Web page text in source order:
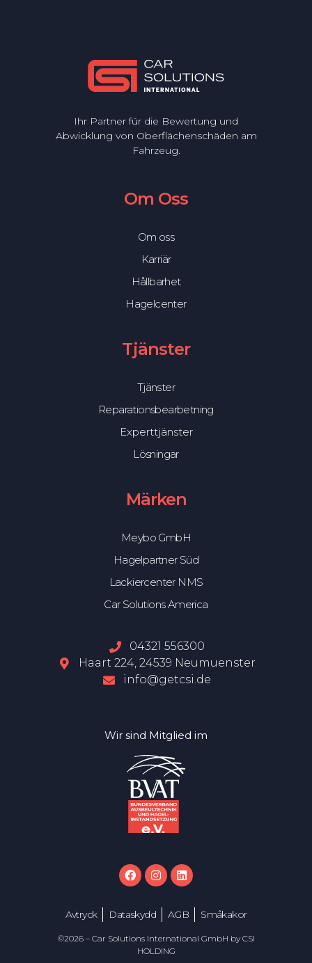
Ihr Partner für die Bewertung und
Abwicklung von Oberflächenschäden am
Fahrzeug.
Om Oss
Om oss
Karriär
Hållbarhet
Hagelcenter
Tjänster
Tjänster
Reparationsbearbetning
Experttjänster
Lösningar
Märken
Meybo GmbH
Hagelpartner Süd
Lackiercenter NMS
Car Solutions America
04321 556300
Haart 224, 24539 Neumuenster
info@getcsi.de
Wir sind Mitglied im
Avtryck Dataskydd AGB Småkakor
©2026 – Car Solutions International GmbH by CSI
HOLDING